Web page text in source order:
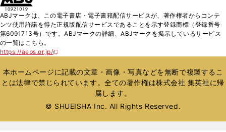
く
ド
ウ
で
ィ
ン
ド
開
く
ABJマークは、この電子書店・電子書籍配信サービスが、著作権者からコンテ
ンツ使用許諾を得た正規版配信サービスであることを示す登録商標（登録番号
第6091713号）です。ABJマークの詳細、ABJマークを掲示しているサービス
の一覧はこちら。
https://aebs.or.jp/
新
い
ウ
ィ
ウ
本ホームページに記載の文章・画像・写真などを無断で複製するこ
とは法律で禁じられています。全ての著作権は株式会社 集英社に帰
属します。
© SHUEISHA Inc. All Rights Reserved.